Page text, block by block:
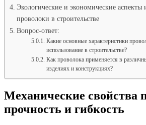
Экологические и экономические аспекты
проволоки в строительстве
Вопрос-ответ:
Какие основные характеристики
использование в строительстве?
Как проволока применяется в
изделиях и конструкциях?
Механические свойства
прочность и гибкость